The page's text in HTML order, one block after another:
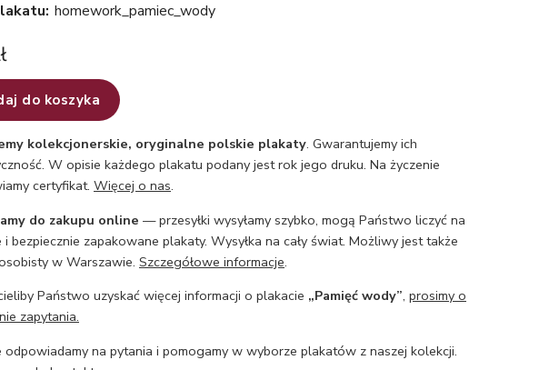
homework_pamiec_wody
do koszyka
kolekcjonerskie, oryginalne polskie plakaty. Gwarantujemy ich
W opisie każdego plakatu podany jest rok jego druku. Na życzenie
certyfikat. Więcej o nas.
do zakupu online — przesyłki wysyłamy szybko, mogą Państwo liczyć na
i bezpiecznie zapakowane plakaty. Wysyłka na cały świat. Możliwy jest także
w Warszawie. Szczegółowe informacje.
Państwo uzyskać więcej informacji o plakacie „Pamięć wody”, prosimy o
zapytania.
odpowiadamy na pytania i pomogamy w wyborze plakatów z naszej kolekcji.